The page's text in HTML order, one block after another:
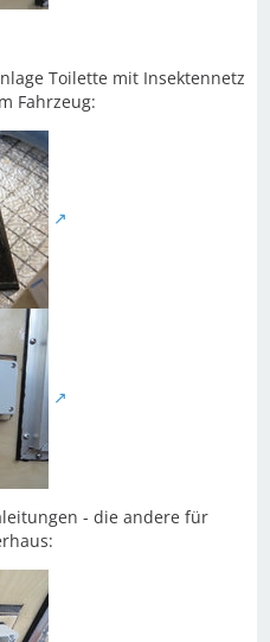
Toilette mit Insektennetz
Fahrzeug:
- die andere für